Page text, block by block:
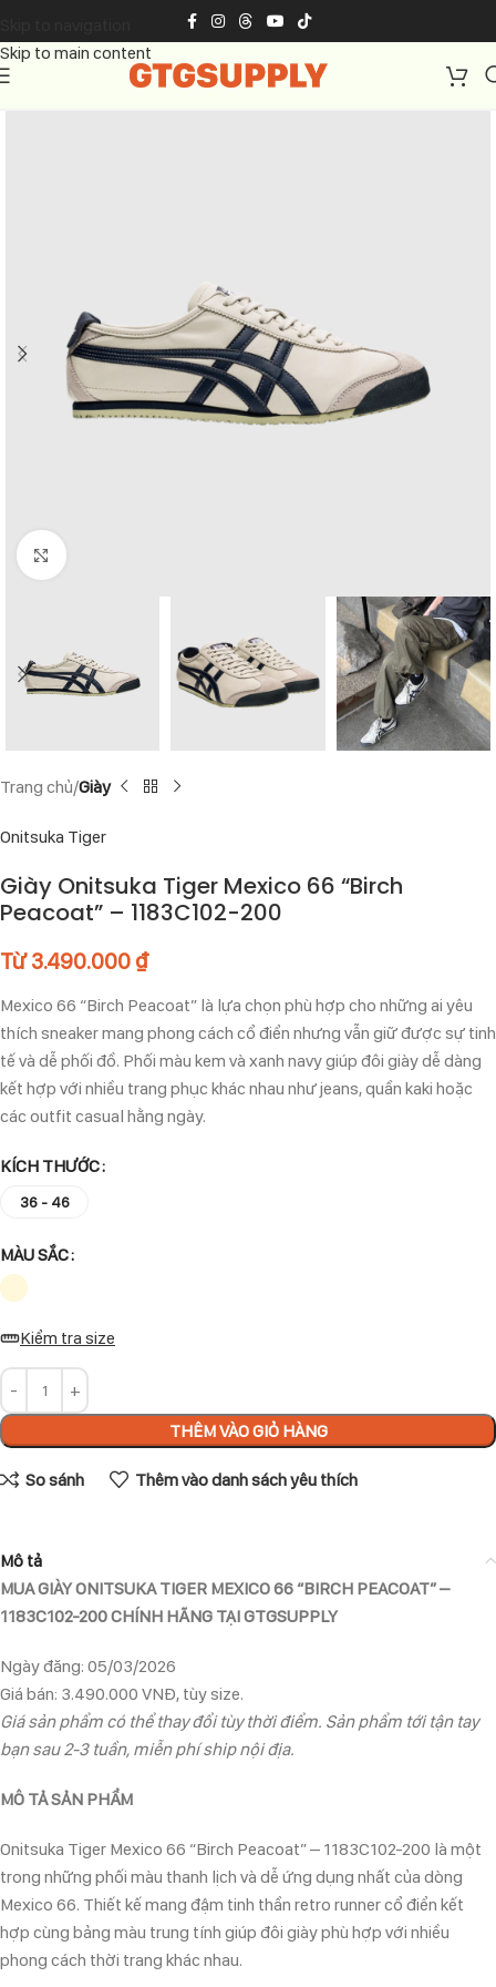
Skip to main content
Click to enlarge
Trang chủ Giày
Onitsuka Tiger
Giày Onitsuka Tiger Mexico 66 “Birch
Peacoat” – 1183C102-200
Từ3.490.000 ₫
Mexico 66 “Birch Peacoat” là lựa chọn phù hợp cho những ai yêu
thích sneaker mang phong cách cổ điển nhưng vẫn giữ được sự tinh
tế và dễ phối đồ. Phối màu kem và xanh navy giúp đôi giày dễ dàng
kết hợp với nhiều trang phục khác nhau như jeans, quần kaki hoặc
các outfit casual hằng ngày.
KÍCH THƯỚC
36 - 46
MÀU SẮC
Kiểm tra size
THÊM VÀO GIỎ HÀNG
So sánh Thêm vào danh sách yêu thích
Mô tả
MUA GIÀY ONITSUKA TIGER MEXICO 66 “BIRCH PEACOAT”–
1183C102-200 CHÍNH HÃNG TẠI GTGSUPPLY
Ngày đăng: 05/03/2026
Giá bán: 3.490.000 VNĐ, tùy size.
Giá sản phẩm có thể thay đổi tùy thời điểm. Sản phẩm tới tận tay
bạn sau 2-3 tuần, miễn phí ship nội địa.
MÔ TẢ SẢN PHẨM
Onitsuka Tiger Mexico 66 “Birch Peacoat” – 1183C102-200 là một
trong những phối màu thanh lịch và dễ ứng dụng nhất của dòng
Mexico 66. Thiết kế mang đậm tinh thần retro runner cổ điển kết
hợp cùng bảng màu trung tính giúp đôi giày phù hợp với nhiều
phong cách thời trang khác nhau.